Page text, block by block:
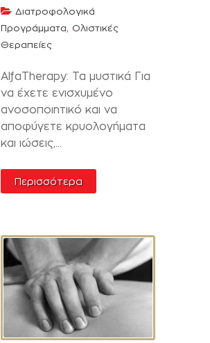
Διατροφολογικά
Προγράμματα, Ολιστικές
Θεραπείες
AlfaTherapy: Τα μυστικά Για
να έχετε ενισχυμένο
ανοσοποιητικό και να
αποφύγετε κρυολογήματα
και ιώσεις,...
Περισσότερα